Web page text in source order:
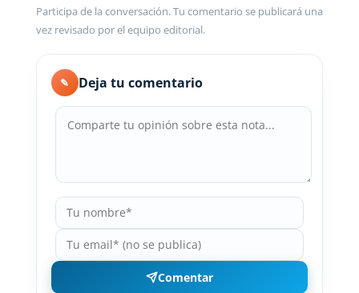
Participa de la conversación. Tu comentario se publicará una
vez revisado por el equipo editorial.
✎ Deja tu comentario
Comentar